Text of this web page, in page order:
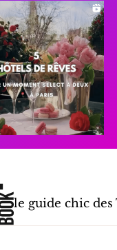
le guide chic des